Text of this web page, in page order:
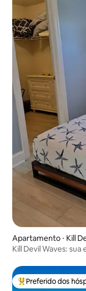
Apartamento ⋅ Kill
Kill Devil Waves: sua
Entre os melhores
Preferido dos